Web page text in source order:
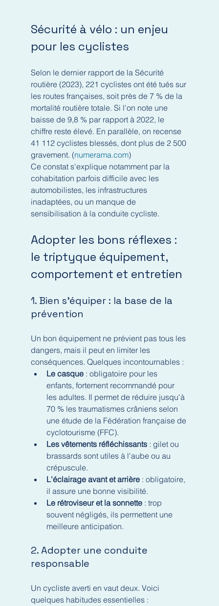
Sécurité à vélo : un enjeu
pour les cyclistes
Selon le dernier rapport de la Sécurité
routière (2023), 221 cyclistes ont été tués sur
les routes françaises, soit près de 7 % de la
mortalité routière totale. Si l'on note une
baisse de 9,8 % par rapport à 2022, le
chiffre reste élevé. En parallèle, on recense
41 112 cyclistes blessés, dont plus de 2 500
gravement. (numerama.com)
Ce constat s'explique notamment par la
cohabitation parfois difficile avec les
automobilistes, les infrastructures
inadaptées, ou un manque de
sensibilisation à la conduite cycliste.
Adopter les bons réflexes :
le triptyque équipement,
comportement et entretien
1. Bien s'équiper : la base de la
prévention
Un bon équipement ne prévient pas tous les
dangers, mais il peut en limiter les
conséquences. Quelques incontournables :
Le casque : obligatoire pour les
enfants, fortement recommandé pour
les adultes. Il permet de réduire jusqu'à
70 % les traumatismes crâniens selon
une étude de la Fédération française de
cyclotourisme (FFC).
Les vêtements réfléchissants : gilet ou
brassards sont utiles à l'aube ou au
crépuscule.
L'éclairage avant et arrière : obligatoire,
il assure une bonne visibilité.
Le rétroviseur et la sonnette : trop
souvent négligés, ils permettent une
meilleure anticipation.
2. Adopter une conduite
responsable
Un cycliste averti en vaut deux. Voici
quelques habitudes essentielles :